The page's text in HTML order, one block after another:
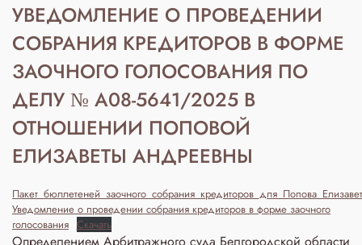
УВЕДОМЛЕНИЕ О ПРОВЕДЕНИИ
СОБРАНИЯ КРЕДИТОРОВ В ФОРМЕ
ЗАОЧНОГО ГОЛОСОВАНИЯ ПО
ДЕЛУ № А08-5641/2025 В
ОТНОШЕНИИ ПОПОВОЙ
ЕЛИЗАВЕТЫ АНДРЕЕВНЫ
Уведомление о проведении собрания кредиторов в форме заочного
голосования Скачать